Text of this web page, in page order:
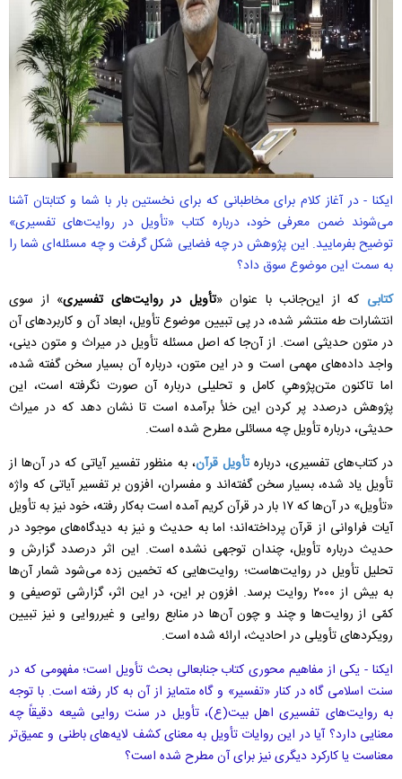
ایکنا - در آغاز کلام برای مخاطبانی که برای نخستین بار با شما و کتابتان آشنا
می‌شوند ضمن معرفی خود، درباره کتاب «تأویل در روایت‌های تفسیری»
توضیح بفرمایید. این پژوهش در چه فضایی شکل گرفت و چه مسئله‌ای شما را
به سمت این موضوع سوق داد؟
کتابی که از این‌جانب با عنوان «تأویل در روایت‌های تفسیری» از سوی
انتشارات طه منتشر شده، در پی تبیین موضوع تأویل، ابعاد آن و کاربردهای آن
در متون حدیثی است. از آن‌جا که اصل مسئله تأویل در میراث و متون دینی،
واجد داده‌های مهمی است و در این متون، درباره آن بسیار سخن گفته شده،
اما تاکنون متن‌پژوهیِ کامل و تحلیلی درباره آن صورت نگرفته است، این
پژوهش درصدد پر کردن این خلأ برآمده است تا نشان دهد که در میراث
حدیثی، درباره تأویل چه مسائلی مطرح شده است.
در کتاب‌های تفسیری، دربارهتأویل قرآن، به‌ منظور تفسیر آیاتی که در آن‌ها از
تأویل یاد شده، بسیار سخن گفته‌اند و مفسران، افزون بر تفسیر آیاتی که واژه
«تأویل» در آن‌ها که ۱۷ بار در قرآن کریم آمده است به‌کار رفته، خود نیز به تأویل
آیات فراوانی از قرآن پرداخته‌اند؛ اما به حدیث و نیز به دیدگاه‌های موجود در
حدیث درباره تأویل، چندان توجهی نشده است. این اثر درصدد گزارش و
تحلیل تأویل در روایت‌هاست؛ روایت‌هایی که تخمین زده می‌شود شمار آن‌ها
به بیش از ۲۰۰۰ روایت برسد. افزون بر این، در این اثر، گزارشی توصیفی و
کمّی از روایت‌ها و چند و چون آن‌ها در منابع روایی و غیرروایی و نیز تبیین
رویکردهای تأویلی در احادیث، ارائه شده است.
ایکنا - یکی از مفاهیم محوری کتاب جنابعالی بحث تأویل است؛ مفهومی که در
سنت اسلامی گاه در کنار «تفسیر» و گاه متمایز از آن به کار رفته است. با توجه
به روایت‌های تفسیری اهل‌ بیت(ع)، تأویل در سنت روایی شیعه دقیقاً چه
معنایی دارد؟ آیا در این روایات تأویل به معنای کشف لایه‌های باطنی و عمیق‌تر
معناست یا کارکرد دیگری نیز برای آن مطرح شده است؟